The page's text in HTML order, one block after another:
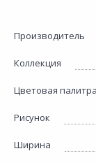
Производитель
Коллекция
Цветовая палитра
Рисунок
Ширина